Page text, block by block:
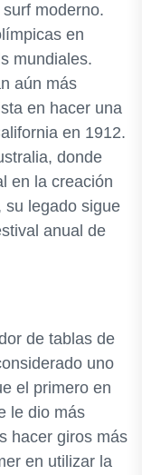
moderno.
en
mundiales.
aún más
en hacer una
en 1912.
donde
en la creación
su legado sigue
anual de
de tablas de
uno
el primero en
le dio más
hacer giros más
en utilizar la